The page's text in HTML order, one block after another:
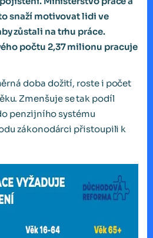
snaží motivovat lidi ve
zůstali na trhu práce.
počtu 2,37 milionu pracuje
doba dožití, roste i počet
Zmenšuje se tak podíl
penzijního systému
zákonodárci přistoupili k